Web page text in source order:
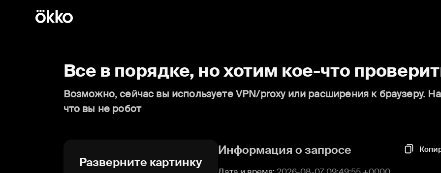
Все в порядке, но хотим кое-что
Возможно, сейчас вы используете VPN/proxy или расширения к браузеру.
что вы не робот
Разверните картинку
Информация о запросе